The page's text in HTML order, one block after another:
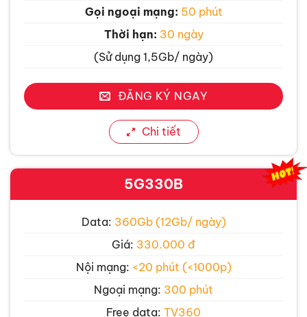
Gọi ngoại mạng: 50 phút
Thời hạn: 30 ngày
(Sử dụng 1,5Gb/ ngày)
ĐĂNG KÝ NGAY
Chi tiết
5G330B
Data: 360Gb (12Gb/ ngày)
Giá: 330.000 đ
Nội mạng: <20 phút (<1000p)
Ngoại mạng: 300 phút
Free data: TV360